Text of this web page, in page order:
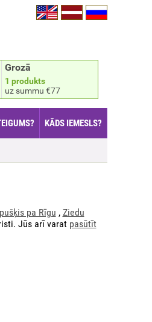
Grozā
1 produkts
uz summu €77
KĀDS IEMESLS?
pa Rīgu , Ziedu
Jūs arī varat pasūtīt